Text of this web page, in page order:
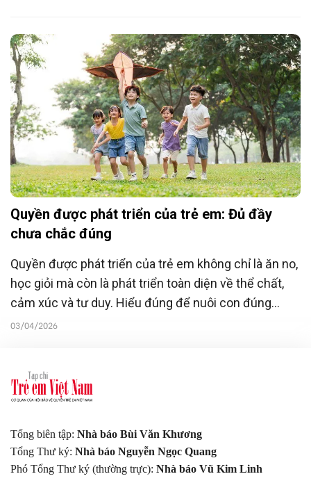
Quyền được phát triển của trẻ em: Đủ đầy
chưa chắc đúng
Quyền được phát triển của trẻ em không chỉ là ăn no,
học giỏi mà còn là phát triển toàn diện về thể chất,
cảm xúc và tư duy. Hiểu đúng để nuôi con đúng
cách:
03/04/2026
Tổng biên tập: Nhà báo Bùi Văn Khương
Tổng Thư ký: Nhà báo Nguyễn Ngọc Quang
Phó Tổng Thư ký (thường trực): Nhà báo Vũ Kim Linh